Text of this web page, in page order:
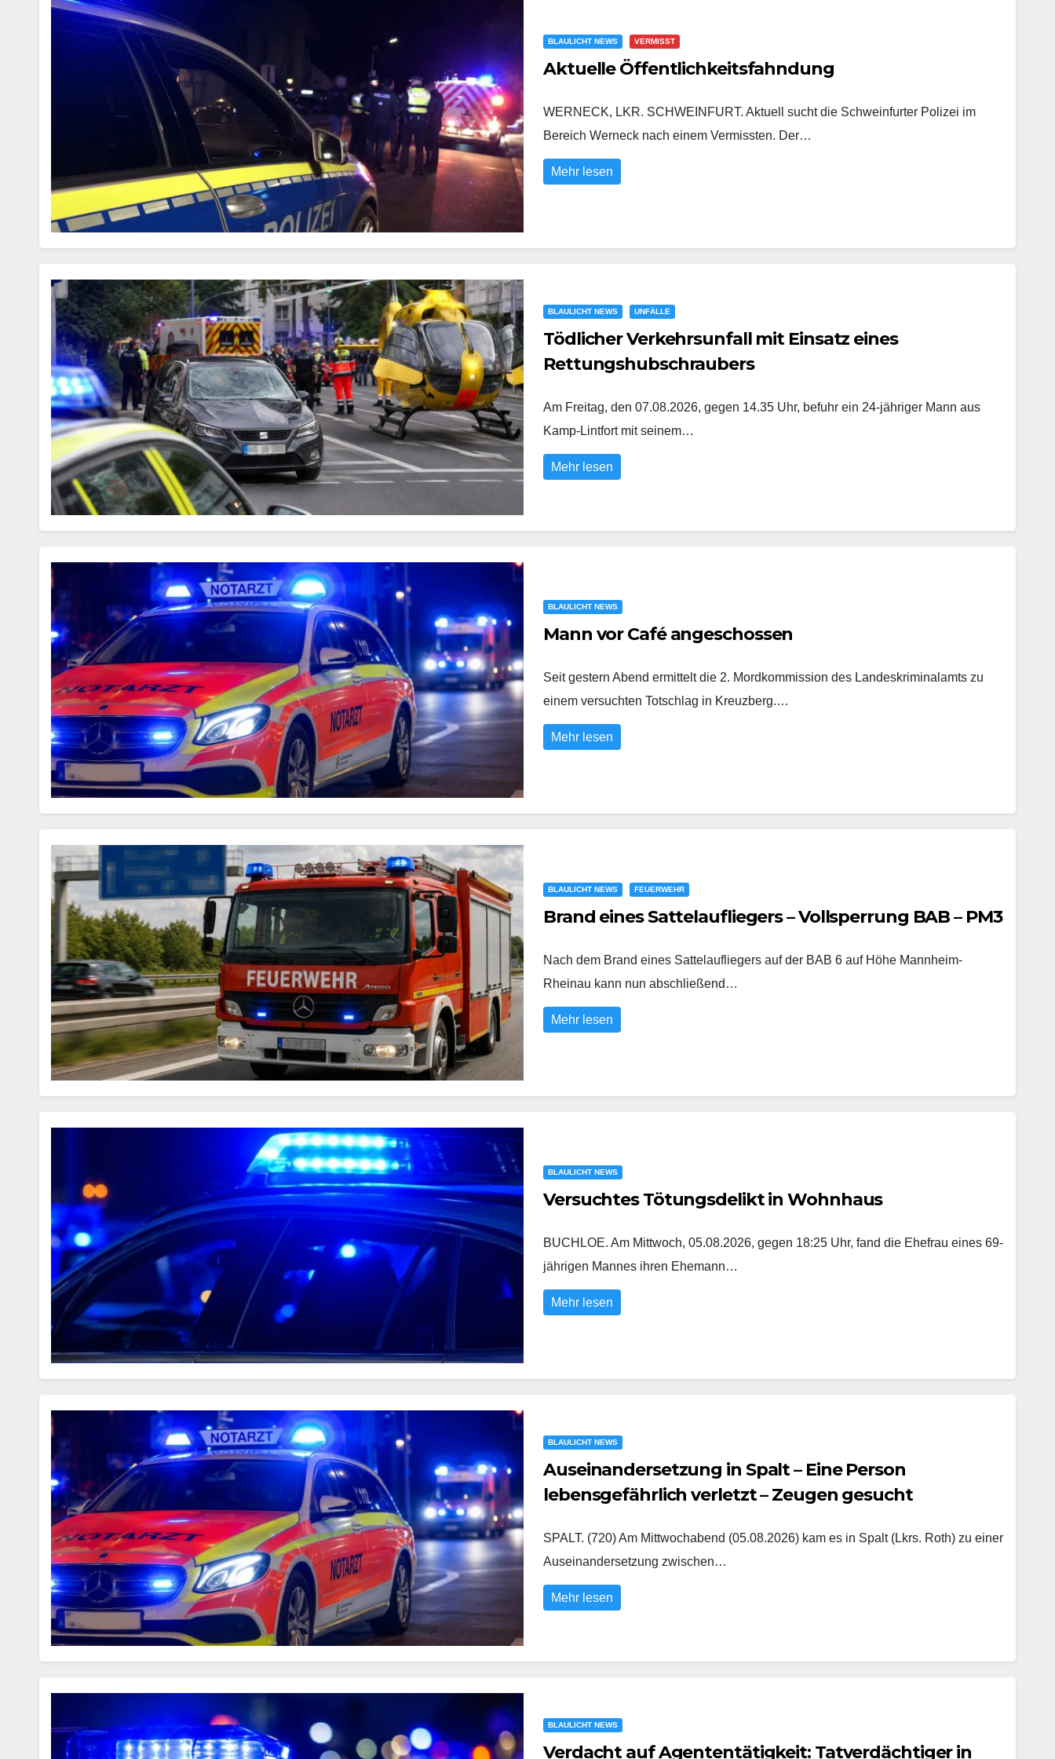
BLAULICHT NEWS VERMISST
Aktuelle Öffentlichkeitsfahndung
WERNECK, LKR. SCHWEINFURT. Aktuell sucht die Schweinfurter Polizei im
Bereich Werneck nach einem Vermissten. Der…
Mehr lesen
BLAULICHT NEWS UNFÄLLE
Tödlicher Verkehrsunfall mit Einsatz eines
Rettungshubschraubers
Am Freitag, den 07.08.2026, gegen 14.35 Uhr, befuhr ein 24-jähriger Mann aus
Kamp-Lintfort mit seinem…
Mehr lesen
BLAULICHT NEWS
Mann vor Café angeschossen
Seit gestern Abend ermittelt die 2. Mordkommission des Landeskriminalamts zu
einem versuchten Totschlag in Kreuzberg.…
Mehr lesen
BLAULICHT NEWS FEUERWEHR
Brand eines Sattelaufliegers – Vollsperrung BAB – PM3
Nach dem Brand eines Sattelaufliegers auf der BAB 6 auf Höhe Mannheim-
Rheinau kann nun abschließend…
Mehr lesen
BLAULICHT NEWS
Versuchtes Tötungsdelikt in Wohnhaus
BUCHLOE. Am Mittwoch, 05.08.2026, gegen 18:25 Uhr, fand die Ehefrau eines 69-
jährigen Mannes ihren Ehemann…
Mehr lesen
BLAULICHT NEWS
Auseinandersetzung in Spalt – Eine Person
lebensgefährlich verletzt – Zeugen gesucht
SPALT. (720) Am Mittwochabend (05.08.2026) kam es in Spalt (Lkrs. Roth) zu einer
Auseinandersetzung zwischen…
Mehr lesen
BLAULICHT NEWS
Verdacht auf Agententätigkeit: Tatverdächtiger in